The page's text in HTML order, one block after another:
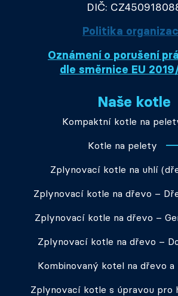
DIČ:
Politika
Oznámení o porušení
dle směrnice EU
Naše kotle
Kompaktní kotle na
Kotle na pelety
Zplynovací kotle na uhlí
Zplynovací kotle na dřevo –
Zplynovací kotle na dřevo –
Zplynovací kotle na dřevo –
Kombinovaný kotel na dřevo
Zplynovací kotle s úpravou pro